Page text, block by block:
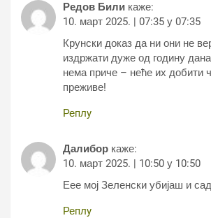
Редов Били каже:
10. март 2025. | 07:35 у 07:35
Крунски доказ да ни они не
издржати дуже од годину
нема приче – неће их добити
преживе!
Реплy
Далибор каже:
10. март 2025. | 10:50 у 10:50
Еее мој Зеленски убијаш и
Реплy